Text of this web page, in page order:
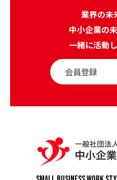
業界の未
中小企業の
一緒に活動
会員登録